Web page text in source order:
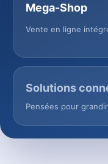
Mega-Shop
Vente en ligne
Solutions
Pensées pour